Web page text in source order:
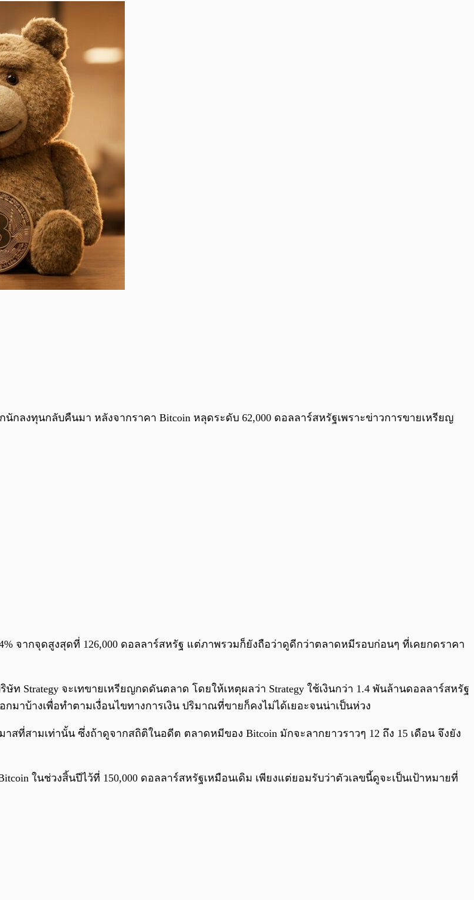
นักลงทุนกลับคืนมา หลังจากราคา Bitcoin หลุดระดับ 62,000 ดอลลาร์สหรัฐเพราะข่าวการขายเหรียญ
จากจุดสูงสุดที่ 126,000 ดอลลาร์สหรัฐ แต่ภาพรวมก็ยังถือว่าดูดีกว่าตลาดหมีรอบก่อนๆ ที่เคยกดราคา
Strategy จะเทขายเหรียญกดดันตลาด โดยให้เหตุผลว่า Strategy ใช้เงินกว่า 1.4 พันล้านดอลลาร์สหรัฐ
าบ้างเพื่อทำตามเงื่อนไขทางการเงิน ปริมาณที่ขายก็คงไม่ได้เยอะจนน่าเป็นห่วง
สที่สามเท่านั้น ซึ่งถ้าดูจากสถิติในอดีต ตลาดหมีของ Bitcoin มักจะลากยาวราวๆ 12 ถึง 15 เดือน จึงยัง
ในช่วงสิ้นปีไว้ที่ 150,000 ดอลลาร์สหรัฐเหมือนเดิม เพียงแต่ยอมรับว่าตัวเลขนี้ดูจะเป็นเป้าหมายที่